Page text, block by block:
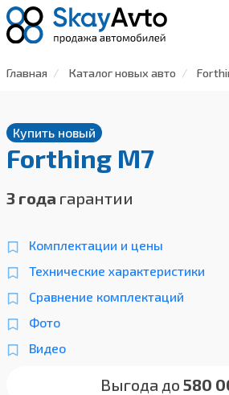
Главная Каталог новых авто
Купить новый
Forthing M7
3 года гарантии
Комплектации и цены
Технические характеристики
Сравнение комплектаций
Фото
Видео
Выгода до 580